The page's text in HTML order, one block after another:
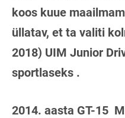
koos kuue
üllatav, et ta valiti
2018) UIM Junior
sportlaseks .
2014. aasta GT-15